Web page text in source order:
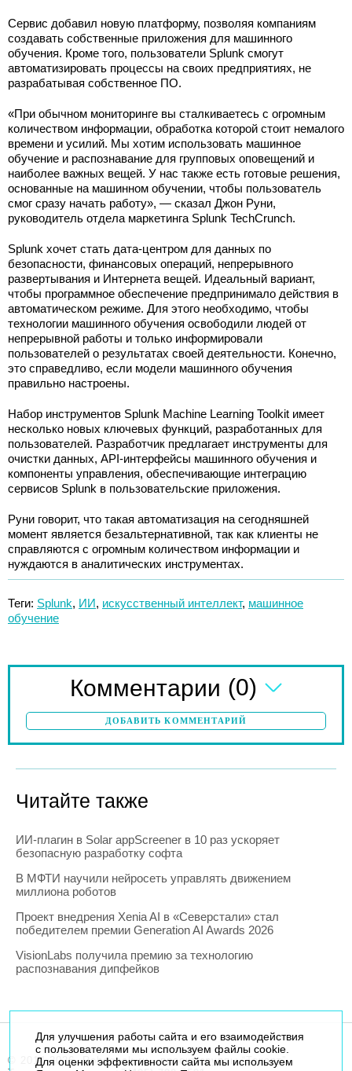
Сервис добавил новую платформу, позволяя компаниям
создавать собственные приложения для машинного
обучения. Кроме того, пользователи Splunk смогут
автоматизировать процессы на своих предприятиях, не
разрабатывая собственное ПО.
«При обычном мониторинге вы сталкиваетесь с огромным
количеством информации, обработка которой стоит немалого
времени и усилий. Мы хотим использовать машинное
обучение и распознавание для групповых оповещений и
наиболее важных вещей. У нас также есть готовые решения,
основанные на машинном обучении, чтобы пользователь
смог сразу начать работу», — сказал Джон Руни,
руководитель отдела маркетинга Splunk TechCrunch.
Splunk хочет стать дата-центром для данных по
безопасности, финансовых операций, непрерывного
развертывания и Интернета вещей. Идеальный вариант,
чтобы программное обеспечение предпринимало действия в
автоматическом режиме. Для этого необходимо, чтобы
технологии машинного обучения освободили людей от
непрерывной работы и только информировали
пользователей о результатах своей деятельности. Конечно,
это справедливо, если модели машинного обучения
правильно настроены.
Набор инструментов Splunk Machine Learning Toolkit имеет
несколько новых ключевых функций, разработанных для
пользователей. Разработчик предлагает инструменты для
очистки данных, API-интерфейсы машинного обучения и
компоненты управления, обеспечивающие интеграцию
сервисов Splunk в пользовательские приложения.
Руни говорит, что такая автоматизация на сегодняшней
момент является безальтернативной, так как клиенты не
справляются с огромным количеством информации и
нуждаются в аналитических инструментах.
Теги: Splunk, ИИ, искусственный интеллект, машинное
обучение
Комментарии (0)
ДОБАВИТЬ КОММЕНТАРИЙ
Читайте также
ИИ-плагин в Solar appScreener в 10 раз ускоряет
безопасную разработку софта
В МФТИ научили нейросеть управлять движением
миллиона роботов
Проект внедрения Xenia AI в «Северстали» стал
победителем премии Generation AI Awards 2026
VisionLabs получила премию за технологию
распознавания дипфейков
© 2014-2026. Robogeek.ru - проект группы “Текарт”.
Для улучшения работы сайта и его взаимодействия
с пользователями мы используем файлы cookie.
Для оценки эффективности сайта мы используем